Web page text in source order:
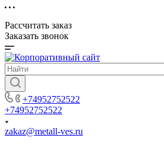
Рассчитать заказ
Заказать звонок
+74952752522
+74952752522
zakaz@metall-ves.ru